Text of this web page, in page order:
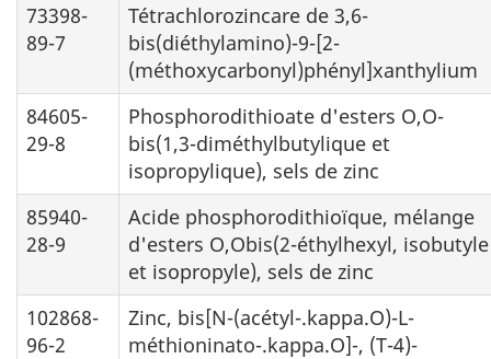
73398-
89-7
Tétrachlorozincare de 3,6-
bis(diéthylamino)-9-[2-
(méthoxycarbonyl)phényl]xanthylium
84605-
29-8
Phosphorodithioate d'esters O,O-
bis(1,3-diméthylbutylique et
isopropylique), sels de zinc
85940-
28-9
Acide phosphorodithioïque, mélange
d'esters O,Obis(2-éthylhexyl, isobutyle
et isopropyle), sels de zinc
102868-
96-2
Zinc, bis[N-(acétyl-.kappa.O)-L-
méthioninato-.kappa.O]-, (T-4)-